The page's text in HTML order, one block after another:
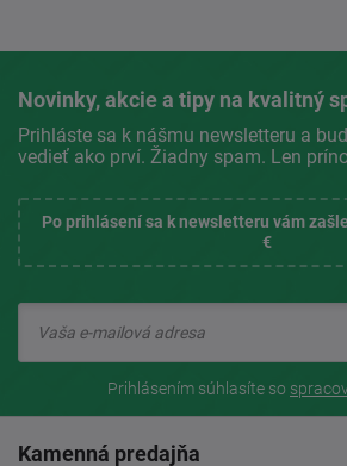
Novinky, akcie a tipy na kvalitný
Prihláste sa k nášmu newsletteru a
vedieť ako prví. Žiadny spam. Len
Po prihlásení sa k newsletteru vám
€
Prihlásením súhlasíte so
Kamenná predajňa